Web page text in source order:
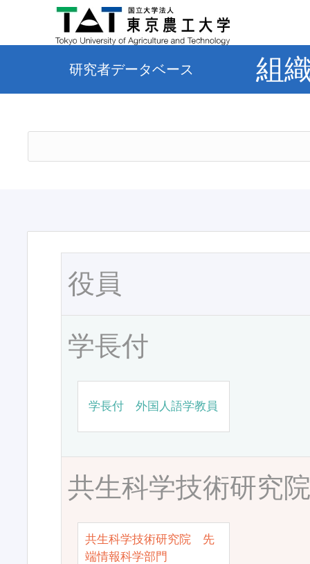
研究者データベース 組
役員
学長付
学長付 外国人語学教員
共生科学技術研究
共生科学技術研究院 先
端情報科学部門